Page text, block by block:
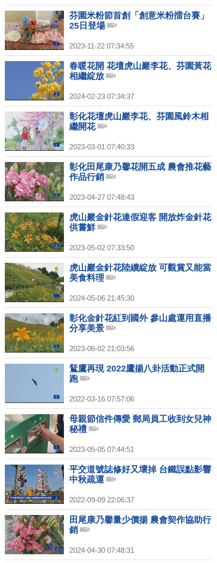
芬園米粉節首創「創意米粉擂台賽」
25日登場
2023-11-22 07:34:55
春暖花開 花壇虎山巖李花、芬園黃花
相繼綻放
2024-02-23 07:34:37
彰化花壇虎山巖李花、芬園風鈴木相
繼開花
2023-03-01 07:40:33
彰化田尾康乃馨花開五成 農會推花藝
作品行銷
2023-04-27 07:48:43
虎山巖金針花連假迎客 開放炸金針花
供嘗鮮
2023-05-02 07:33:50
虎山巖金針花陸續綻放 可觀賞又能當
美食料理
2024-05-06 21:45:30
彰化金針花紅到國外 參山處運用直播
分享美景
2023-06-02 21:03:56
鵟鷹再現 2022鷹揚八卦活動正式開
跑
2022-03-16 07:57:06
母親節信件傳愛 郵局員工收到女兒神
秘禮
2023-05-05 07:44:51
平交道號誌修好又壞掉 台鐵誤點影響
中秋疏運
2022-09-09 22:06:37
田尾康乃馨量少價揚 農會契作協助行
銷
2024-04-30 07:48:31